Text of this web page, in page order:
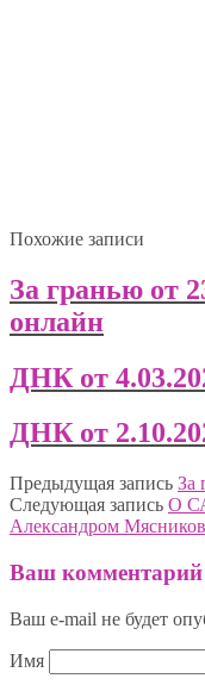
Похожие записи
За гранью от
онлайн
ДНК от
ДНК от
Предыдущая запись За
Следующая запись О
Александром
Ваш комментарий
Ваш e-mail не будет
Имя